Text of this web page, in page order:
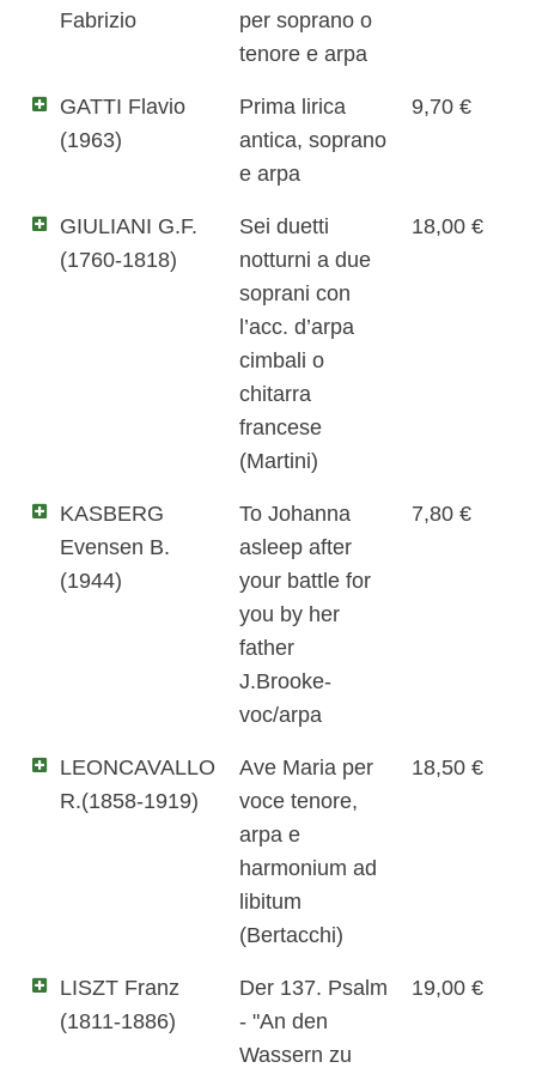
Fabrizio
per soprano o
tenore e arpa
GATTI Flavio
(1963)
Prima lirica
antica, soprano
e arpa
9,70 €
GIULIANI G.F.
(1760-1818)
Sei duetti
notturni a due
soprani con
l’acc. d’arpa
cimbali o
chitarra
francese
(Martini)
18,00 €
KASBERG
Evensen B.
(1944)
To Johanna
asleep after
your battle for
you by her
father
J.Brooke-
voc/arpa
7,80 €
LEONCAVALLO
R.(1858-1919)
Ave Maria per
voce tenore,
arpa e
harmonium ad
libitum
(Bertacchi)
18,50 €
LISZT Franz
(1811-1886)
Der 137. Psalm
- "An den
Wassern zu
19,00 €